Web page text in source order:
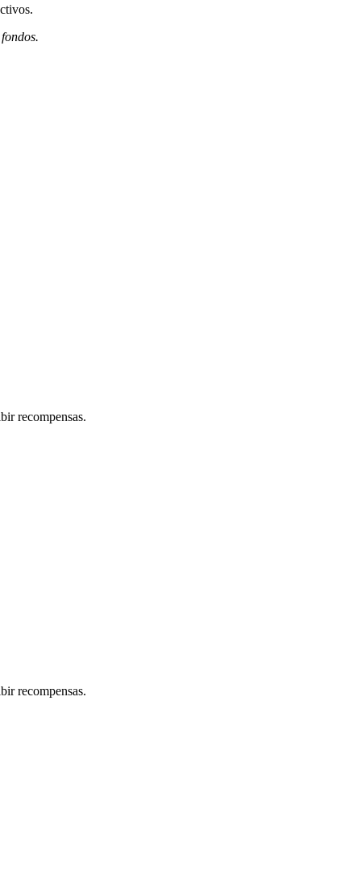
recompensas.
recompensas.